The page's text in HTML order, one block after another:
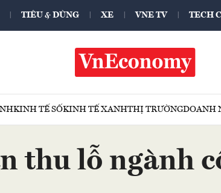
TIÊU & DÙNG XE VNE TV TECH
KINH TẾ SỐKINH TẾ XANHTHỊ TRƯỜNGDOANH
thu lỗ ngành